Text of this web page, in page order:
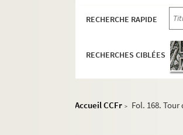
RECHERCHE RAPIDE
RECHERCHES CIBLÉES
Accueil CCFr > Fol. 168.